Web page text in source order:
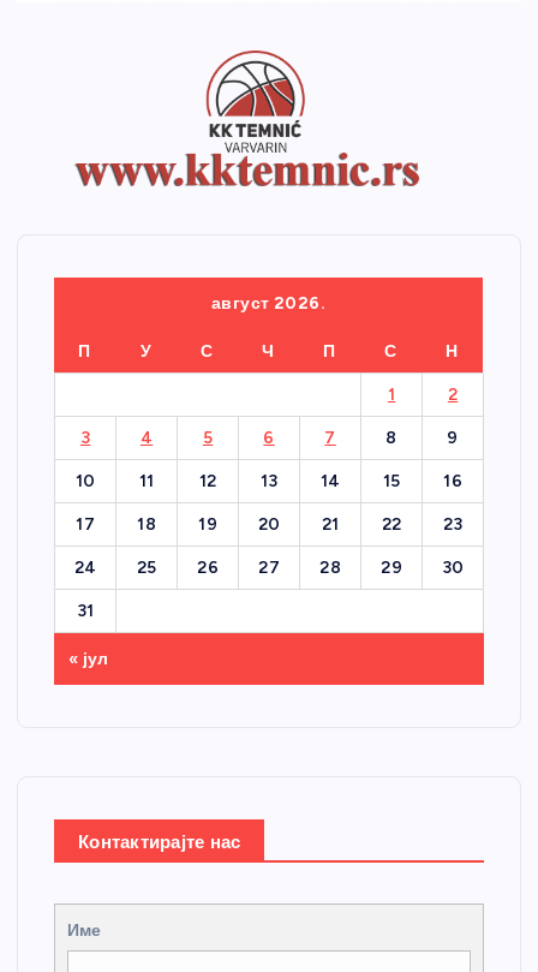
август 2026.
П У С Ч П С Н
1 2
3 4 5 6 7 8 9
10 11 12 13 14 15 16
17 18 19 20 21 22 23
24 25 26 27 28 29 30
31
« јул
Контактирајте нас
Име